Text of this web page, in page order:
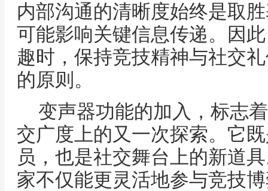
内部沟通的清晰度始终是取
可能影响关键信息传递。因
趣时，保持竞技精神与社交
的原则。
变声器功能的加入，标志
交广度上的又一次探索。它
员，也是社交舞台上的新道
家不仅能更灵活地参与竞技